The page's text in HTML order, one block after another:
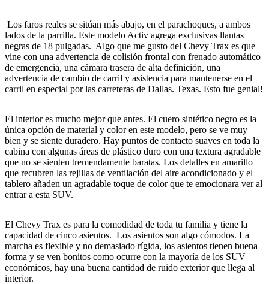
Los faros reales se sitúan más abajo, en el parachoques, a ambos
lados de la parrilla. Este modelo Activ agrega exclusivas llantas
negras de 18 pulgadas. Algo que me gusto del Chevy Trax es que
vine con una advertencia de colisión frontal con frenado automático
de emergencia, una cámara trasera de alta definición, una
advertencia de cambio de carril y asistencia para mantenerse en el
carril en especial por las carreteras de Dallas. Texas. Esto fue genial!
El interior es mucho mejor que antes. El cuero sintético negro es la
única opción de material y color en este modelo, pero se ve muy
bien y se siente duradero. Hay puntos de contacto suaves en toda la
cabina con algunas áreas de plástico duro con una textura agradable
que no se sienten tremendamente baratas. Los detalles en amarillo
que recubren las rejillas de ventilación del aire acondicionado y el
tablero añaden un agradable toque de color que te emocionara ver al
entrar a esta SUV.
El Chevy Trax es para la comodidad de toda tu familia y tiene la
capacidad de cinco asientos. Los asientos son algo cómodos. La
marcha es flexible y no demasiado rígida, los asientos tienen buena
forma y se ven bonitos como ocurre con la mayoría de los SUV
económicos, hay una buena cantidad de ruido exterior que llega al
interior.